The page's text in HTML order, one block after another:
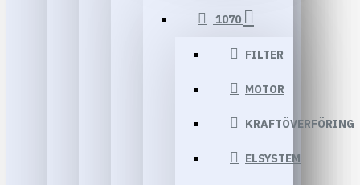
1070
FILTER
MOTOR
KRAFTÖVERFÖRING
ELSYSTEM